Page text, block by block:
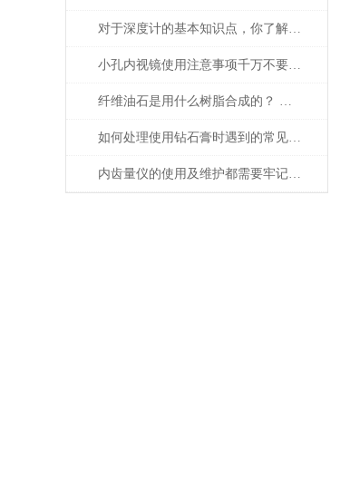
对于深度计的基本知识点，你了解多少？
小孔内视镜使用注意事项千万不要忘了，牢记
纤维油石是用什么树脂合成的？ 为什么这么贵？
如何处理使用钻石膏时遇到的常见问题和挑战
内齿量仪的使用及维护都需要牢记注意事项才行